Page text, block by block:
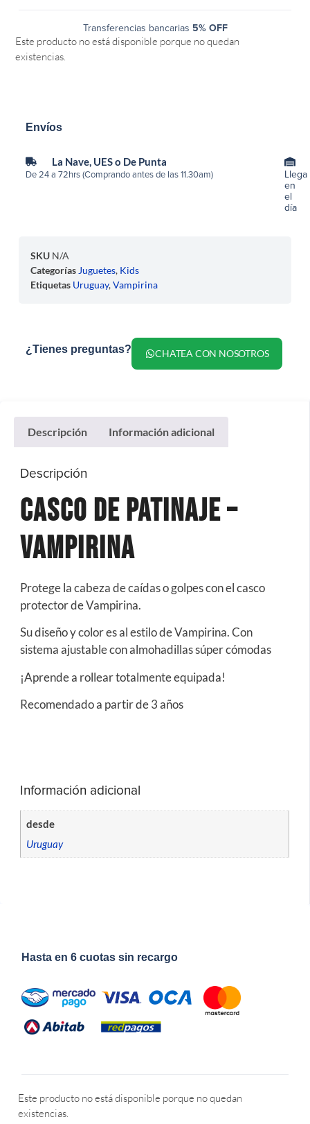
Transferencias bancarias 5% OFF
Este producto no está disponible porque no quedan
existencias.
Envíos
La Nave, UES o De Punta
De 24 a 72hrs (Comprando antes de las 11.30am)
Llega
en
el
día
SKU N/A
CategoríasJuguetes, Kids
Etiquetas Uruguay,Vampirina
¿Tienes preguntas? CHATEA CON NOSOTROS
Descripción Información adicional
Descripción
CASCO DE PATINAJE –
VAMPIRINA
Protege la cabeza de caídas o golpes con el casco
protector de Vampirina.
Su diseño y color es al estilo de Vampirina. Con
sistema ajustable con almohadillas súper cómodas
¡Aprende a rollear totalmente equipada!
Recomendado a partir de 3 años
Información adicional
desde
Uruguay
Hasta en 6 cuotas sin recargo
Este producto no está disponible porque no quedan
existencias.